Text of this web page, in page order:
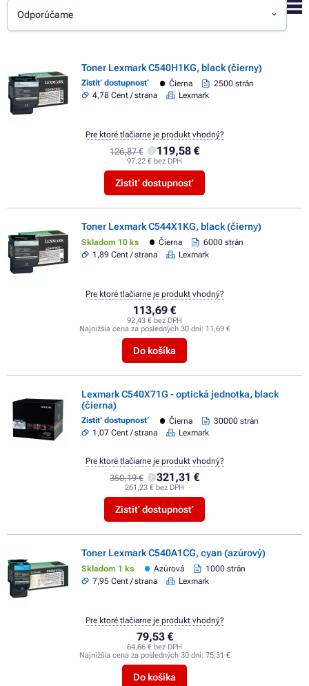
Odporúčame
Toner Lexmark C540H1KG, black (čierny)
Zistiť dostupnosť Čierna
2500 strán
4,78 Cent / strana
Lexmark
126,87 € 119,58 €
97,22 € bez DPH
Zistiť dostupnosť
Pre ktoré tlačiarne je produkt vhodný?
Toner Lexmark C544X1KG, black (čierny)
Skladom 10 ks Čierna
6000 strán
1,89 Cent / strana
Lexmark
113,69 €
92,43 € bez DPH
Najnižšia cena za posledných 30 dní: 11,69 €
Do košíka
Pre ktoré tlačiarne je produkt vhodný?
Lexmark C540X71G - optická jednotka, black
(čierna)
Zistiť dostupnosť Čierna
30000 strán
1,07 Cent / strana
Lexmark
350,19 € 321,31 €
261,23 € bez DPH
Zistiť dostupnosť
Pre ktoré tlačiarne je produkt vhodný?
Toner Lexmark C540A1CG, cyan (azúrový)
Skladom 1 ks Azúrová
1000 strán
7,95 Cent / strana
Lexmark
79,53 €
64,66 € bez DPH
Najnižšia cena za posledných 30 dní: 75,31 €
Do košíka
Pre ktoré tlačiarne je produkt vhodný?